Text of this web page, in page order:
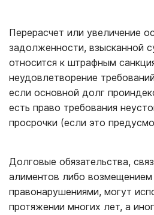
Перерасчет или увеличение
задолженности, взысканной
относится к штрафным
неудовлетворение
если основной долг
есть право требования
просрочки (если это
Долговые обязательства,
алиментов либо возмещением
правонарушениями, могут
протяжении многих лет, а